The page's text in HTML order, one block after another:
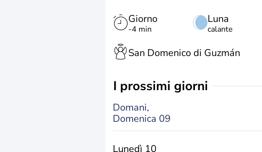
Giorno
-4 min
Luna
calante
San Domenico di Guzmán
i prossimi giorni
Domani,
Domenica 09
Lunedì 10